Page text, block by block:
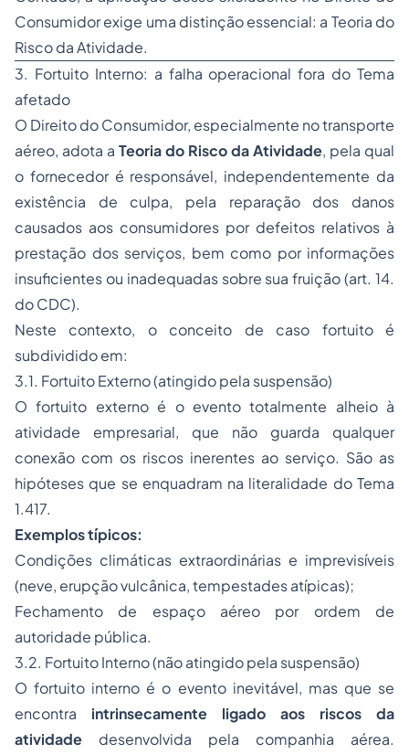
Consumidor exige uma distinção essencial: a Teoria do
Risco da Atividade.
3. Fortuito Interno: a falha operacional fora do Tema
afetado
O Direito do Consumidor, especialmente no transporte
aéreo, adota a Teoria do Risco da Atividade, pela qual
o fornecedor é responsável, independentemente da
existência de culpa, pela reparação dos danos
causados aos consumidores por defeitos relativos à
prestação dos serviços, bem como por informações
insuficientes ou inadequadas sobre sua fruição (art. 14.
do CDC).
Neste contexto, o conceito de caso fortuito é
subdividido em:
3.1. Fortuito Externo (atingido pela suspensão)
O fortuito externo é o evento totalmente alheio à
atividade empresarial, que não guarda qualquer
conexão com os riscos inerentes ao serviço. São as
hipóteses que se enquadram na literalidade do Tema
1.417.
Exemplos típicos:
Condições climáticas extraordinárias e imprevisíveis
(neve, erupção vulcânica, tempestades atípicas);
Fechamento de espaço aéreo por ordem de
autoridade pública.
3.2. Fortuito Interno (não atingido pela suspensão)
O fortuito interno é o evento inevitável, mas que se
encontra intrinsecamente ligado aos riscos da
atividade desenvolvida pela companhia aérea.